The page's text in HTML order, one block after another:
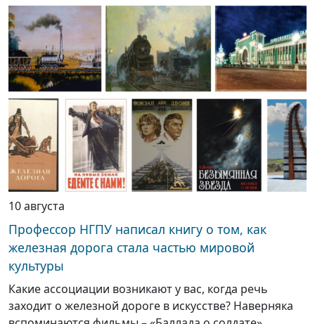
10 августа
Профессор НГПУ написал книгу о том, как
железная дорога стала частью мировой
культуры
Какие ассоциации возникают у вас, когда речь
заходит о железной дороге в искусстве? Наверняка